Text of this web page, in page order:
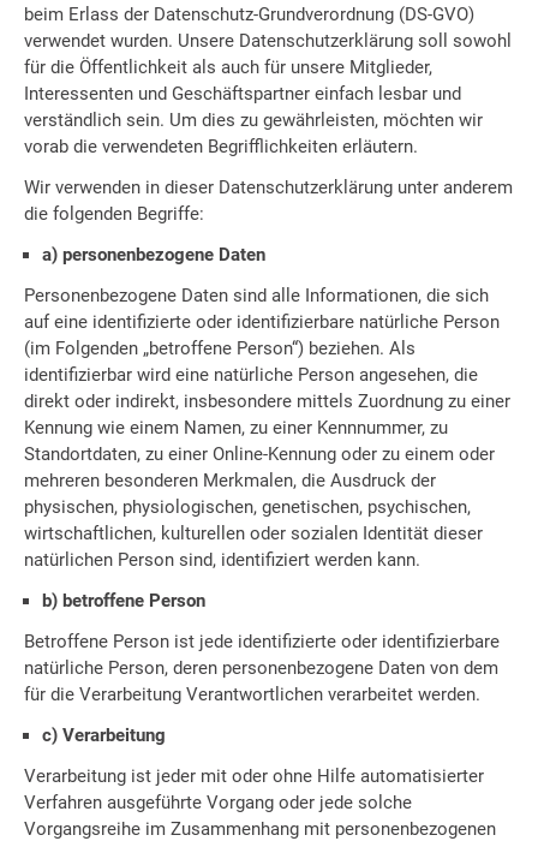
beim Erlass der Datenschutz-Grundverordnung (DS-GVO)
verwendet wurden. Unsere Datenschutzerklärung soll sowohl
für die Öffentlichkeit als auch für unsere Mitglieder,
Interessenten und Geschäftspartner einfach lesbar und
verständlich sein. Um dies zu gewährleisten, möchten wir
vorab die verwendeten Begrifflichkeiten erläutern.
Wir verwenden in dieser Datenschutzerklärung unter anderem
die folgenden Begriffe:
a) personenbezogene Daten
Personenbezogene Daten sind alle Informationen, die sich
auf eine identifizierte oder identifizierbare natürliche Person
(im Folgenden „betroffene Person“) beziehen. Als
identifizierbar wird eine natürliche Person angesehen, die
direkt oder indirekt, insbesondere mittels Zuordnung zu einer
Kennung wie einem Namen, zu einer Kennnummer, zu
Standortdaten, zu einer Online-Kennung oder zu einem oder
mehreren besonderen Merkmalen, die Ausdruck der
physischen, physiologischen, genetischen, psychischen,
wirtschaftlichen, kulturellen oder sozialen Identität dieser
natürlichen Person sind, identifiziert werden kann.
b) betroffene Person
Betroffene Person ist jede identifizierte oder identifizierbare
natürliche Person, deren personenbezogene Daten von dem
für die Verarbeitung Verantwortlichen verarbeitet werden.
c) Verarbeitung
Verarbeitung ist jeder mit oder ohne Hilfe automatisierter
Verfahren ausgeführte Vorgang oder jede solche
Vorgangsreihe im Zusammenhang mit personenbezogenen